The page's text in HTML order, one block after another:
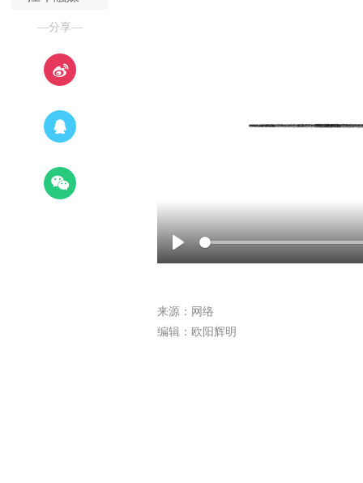
—分享—
Play
来源：网络
编辑：欧阳辉明